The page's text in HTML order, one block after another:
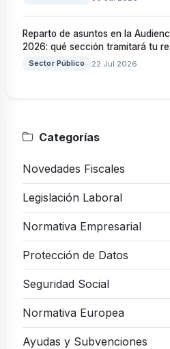
Reparto de asuntos en la
2026: qué sección tramitará tu
Sector Público 22 Jul 2026
Categorías
Novedades Fiscales
Legislación Laboral
Normativa Empresarial
Protección de Datos
Seguridad Social
Normativa Europea
Ayudas y Subvenciones